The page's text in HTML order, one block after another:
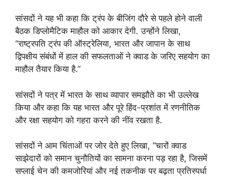
सांसदों ने यह भी कहा कि ट्रंप के बीजिंग दौरे से पहले होने वाली
बैठक डिप्लोमैटिक माहौल को आकार देगी. उन्होंने लिखा,
“राष्ट्रपति ट्रंप की ऑस्ट्रेलिया, भारत और जापान के साथ
द्विपक्षीय संबंधों में हाल की सफलताओं ने क्वाड के जरिए सहयोग का
माहौल तैयार किया है.”
सांसदों ने पत्र में भारत के साथ व्यापार समझौते का भी उल्लेख
किया और कहा कि यह भारत और पूरे हिंद-प्रशांत में रणनीतिक
और रक्षा सहयोग को गहरा करने की नींव रखता है.
सांसदों ने आम चिंताओं पर जोर देते हुए लिखा, “चारों क्वाड
साझेदारों को समान चुनौतियों का सामना करना पड़ रहा है, जिसमें
सप्लाई चेन की कमजोरियां और नई तकनीक पर बढ़ता प्रतिस्पर्धा